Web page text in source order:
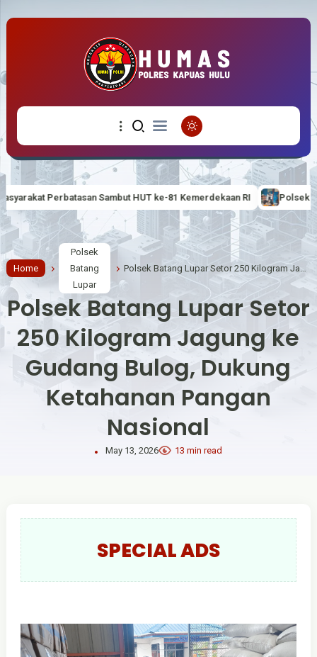
HUT ke-81 Kemerdekaan RI Polsek Silat Hilir Kenalkan
Home
Polsek
Batang
Lupar
Polsek Batang Lupar Setor 250 Kilogram Jagung ke Gudang Bulog, Dukung Ketahanan Pangan Nasional
Polsek Batang Lupar Setor
250 Kilogram Jagung ke
Gudang Bulog, Dukung
Ketahanan Pangan
Nasional
May 13, 2026 13 min read
SPECIAL ADS